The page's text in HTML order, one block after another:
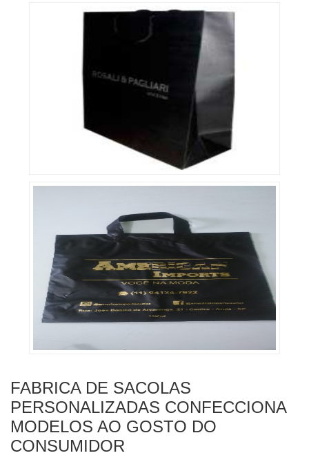
FABRICA DE SACOLAS
PERSONALIZADAS CONFECCIONA
MODELOS AO GOSTO DO
CONSUMIDOR